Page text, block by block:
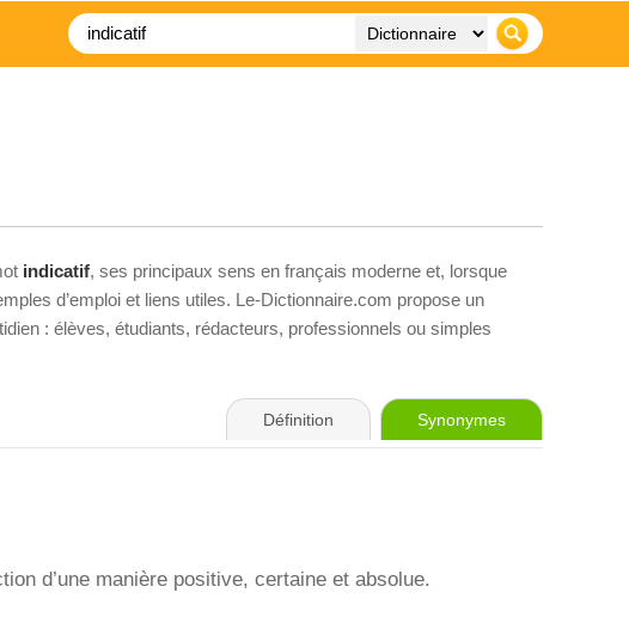
indicatif, ses principaux sens en français moderne et, lorsque
d’emploi et liens utiles. Le-Dictionnaire.com propose un
: élèves, étudiants, rédacteurs, professionnels ou simples
Définition Synonymes
d’une manière positive, certaine et absolue.